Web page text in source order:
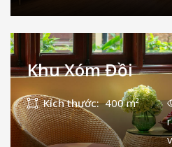
Khu Xóm Đồi
Kích thước: 400 m²